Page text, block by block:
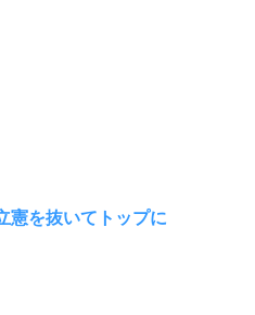
憲を抜いてトップに